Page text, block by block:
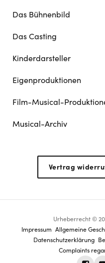
Das Bühnenbild
Das Casting
Kinderdarsteller
Eigenproduktionen
Film-Musical-
Musical-Archiv
Vertrag
Urheberrecht ©
Footer
navigation
Impressum Allgemeine
Datenschutz­erklärung
Complaints